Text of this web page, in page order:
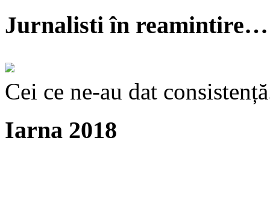
Jurnalisti în reamintire…
Cei ce ne-au dat
Iarna 2018